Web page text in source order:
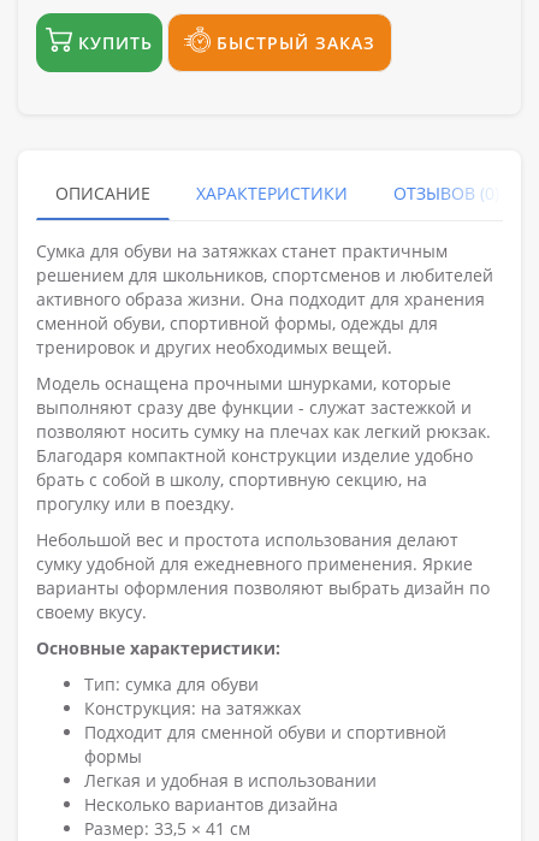
КУПИТЬ БЫСТРЫЙ ЗАКАЗ
ОПИСАНИЕ ХАРАКТЕРИСТИКИ ОТЗЫВОВ (0)
Сумка для обуви на затяжках станет практичным
решением для школьников, спортсменов и любителей
активного образа жизни. Она подходит для хранения
сменной обуви, спортивной формы, одежды для
тренировок и других необходимых вещей.
Модель оснащена прочными шнурками, которые
выполняют сразу две функции - служат застежкой и
позволяют носить сумку на плечах как легкий рюкзак.
Благодаря компактной конструкции изделие удобно
брать с собой в школу, спортивную секцию, на
прогулку или в поездку.
Небольшой вес и простота использования делают
сумку удобной для ежедневного применения. Яркие
варианты оформления позволяют выбрать дизайн по
своему вкусу.
Основные характеристики:
Тип: сумка для обуви
Конструкция: на затяжках
Подходит для сменной обуви и спортивной
формы
Легкая и удобная в использовании
Несколько вариантов дизайна
Размер: 33,5 × 41 см